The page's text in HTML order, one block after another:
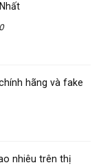
0
hãng và fake
nhiêu trên thị